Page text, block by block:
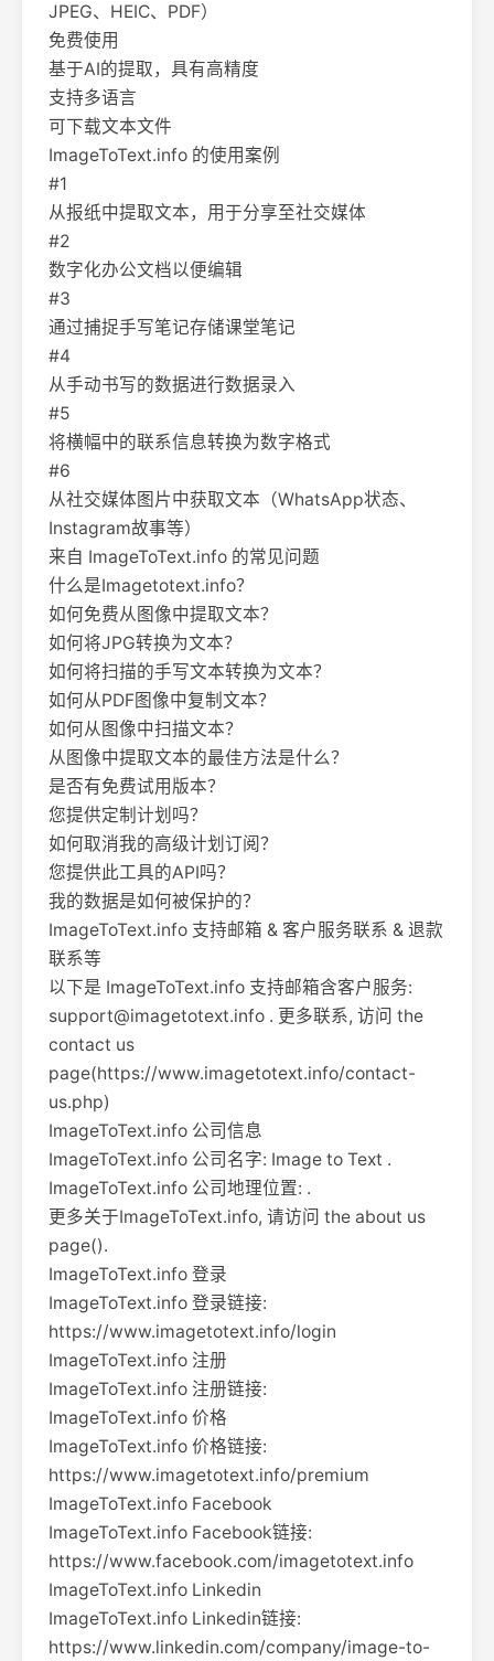
JPEG、HEIC、PDF）
免费使用
基于AI的提取，具有高精度
支持多语言
可下载文本文件
ImageToText.info 的使用案例
#1
从报纸中提取文本，用于分享至社交媒体
#2
数字化办公文档以便编辑
#3
通过捕捉手写笔记存储课堂笔记
#4
从手动书写的数据进行数据录入
#5
将横幅中的联系信息转换为数字格式
#6
从社交媒体图片中获取文本（WhatsApp状态、
Instagram故事等）
来自 ImageToText.info 的常见问题
什么是Imagetotext.info？
如何免费从图像中提取文本？
如何将JPG转换为文本？
如何将扫描的手写文本转换为文本？
如何从PDF图像中复制文本？
如何从图像中扫描文本？
从图像中提取文本的最佳方法是什么？
是否有免费试用版本？
您提供定制计划吗？
如何取消我的高级计划订阅？
您提供此工具的API吗？
我的数据是如何被保护的？
ImageToText.info 支持邮箱 & 客户服务联系 & 退款
联系等
以下是 ImageToText.info 支持邮箱含客户服务:
support@imagetotext.info . 更多联系, 访问 the
contact us
page(https://www.imagetotext.info/contact-
us.php)
ImageToText.info 公司信息
ImageToText.info 公司名字: Image to Text .
ImageToText.info 公司地理位置: .
更多关于ImageToText.info, 请访问 the about us
page().
ImageToText.info 登录
ImageToText.info 登录链接:
https://www.imagetotext.info/login
ImageToText.info 注册
ImageToText.info 注册链接:
ImageToText.info 价格
ImageToText.info 价格链接:
https://www.imagetotext.info/premium
ImageToText.info Facebook
ImageToText.info Facebook链接:
https://www.facebook.com/imagetotext.info
ImageToText.info Linkedin
ImageToText.info Linkedin链接:
https://www.linkedin.com/company/image-to-